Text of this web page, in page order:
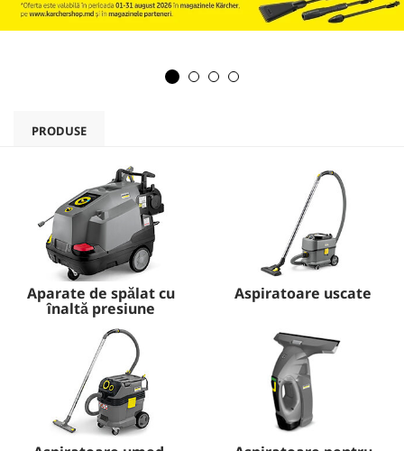
PRODUSE
Aparate de spălat cu
înaltă presiune
Aspiratoare uscate